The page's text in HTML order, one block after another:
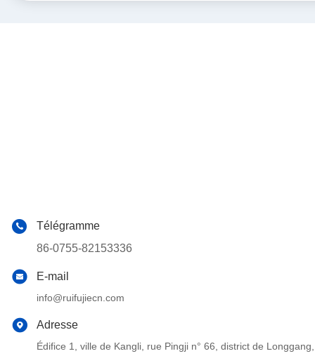
Télégramme
86-0755-82153336
E-mail
info@ruifujiecn.com
Adresse
Édifice 1, ville de Kangli, rue Pingji n° 66, district de